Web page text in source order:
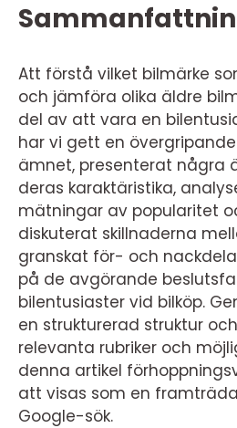
Att förstå vilket bilmärke
och jämföra olika äldre
del av att vara en
har vi gett en
ämnet, presenterat några
deras karaktäristika,
mätningar av popularitet
diskuterat skillnaderna
granskat för- och
på de avgörande
bilentusiaster vid bilköp.
en strukturerad struktur
relevanta rubriker och
denna artikel
att visas som en
Google-sök.